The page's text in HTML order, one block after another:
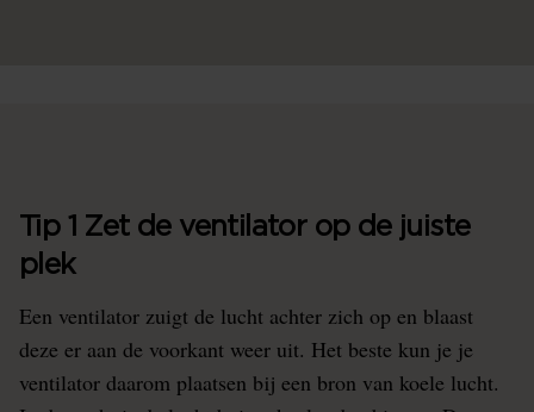
Tip 1 Zet de ventilator op de juiste
plek
Een ventilator zuigt de lucht achter zich op en blaast
deze er aan de voorkant weer uit. Het beste kun je je
ventilator daarom plaatsen bij een bron van koele lucht.